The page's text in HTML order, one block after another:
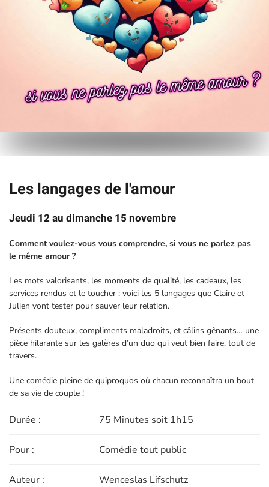
Les langages de l'amour
Jeudi 12 au dimanche 15 novembre
Comment voulez-vous vous comprendre, si vous ne parlez pas
le même amour ?
Les mots valorisants, les moments de qualité, les cadeaux, les
services rendus et le toucher : voici les 5 langages que Claire et
Julien vont tester pour sauver leur relation.
Présents douteux, compliments maladroits, et câlins gênants… une
pièce hilarante sur les galères d’un duo qui veut bien faire, tout de
travers.
Une comédie pleine de quiproquos où chacun reconnaîtra un bout
de sa vie de couple !
Durée : 75 Minutes soit 1h15
Pour : Comédie tout public
Auteur : Wenceslas Lifschutz